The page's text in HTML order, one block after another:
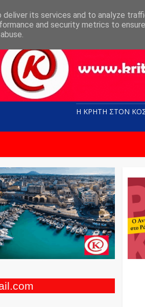
Η ΚΡΗΤΗ ΣΤΟN
its services and to analyze
and security metrics to